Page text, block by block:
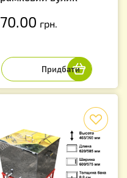
70.00 грн.